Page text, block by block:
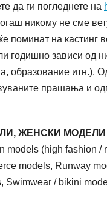
да ги погледнете на
никому не сме
поминат на кастинг
годишно зависи од
образование итн.).
прашања и
ЖЕНСКИ МОДЕЛИ
models (high fashion
models, Runway
Swimwear / bikini